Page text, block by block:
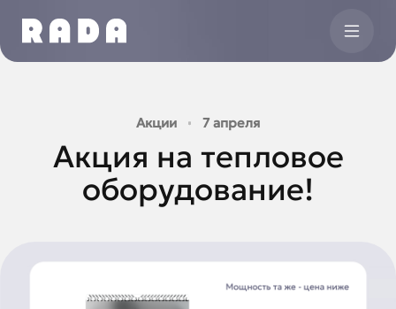
Акции 7 апреля
Акция на тепловое
оборудование!